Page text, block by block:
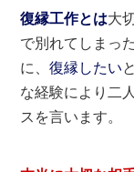
復縁工作とは大
で別れてしまっ
に、復縁したい
な経験により二
スを言います。